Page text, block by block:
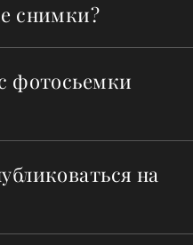
снимки?
фотосьемки
на